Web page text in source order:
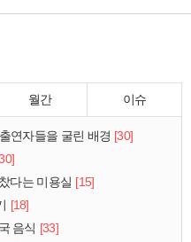
월간 이슈
연자들을 굴린 배경 [30]
다는 미용실 [15]
[18]
음식 [33]